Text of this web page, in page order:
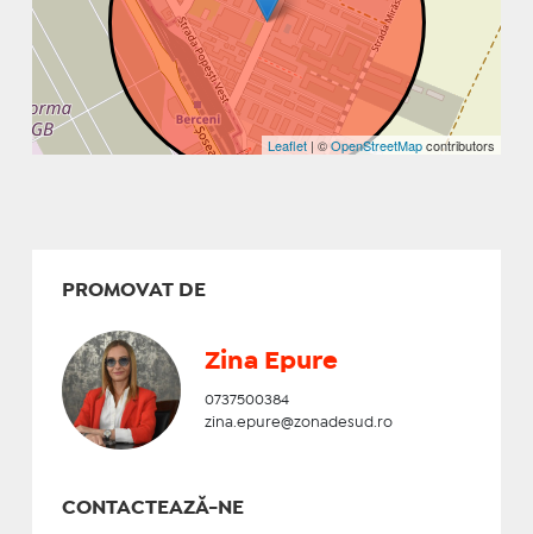
Leaflet | ©OpenStreetMapcontributors
PROMOVAT DE
Zina Epure
0737500384
zina.epure@zonadesud.ro
CONTACTEAZĂ-NE